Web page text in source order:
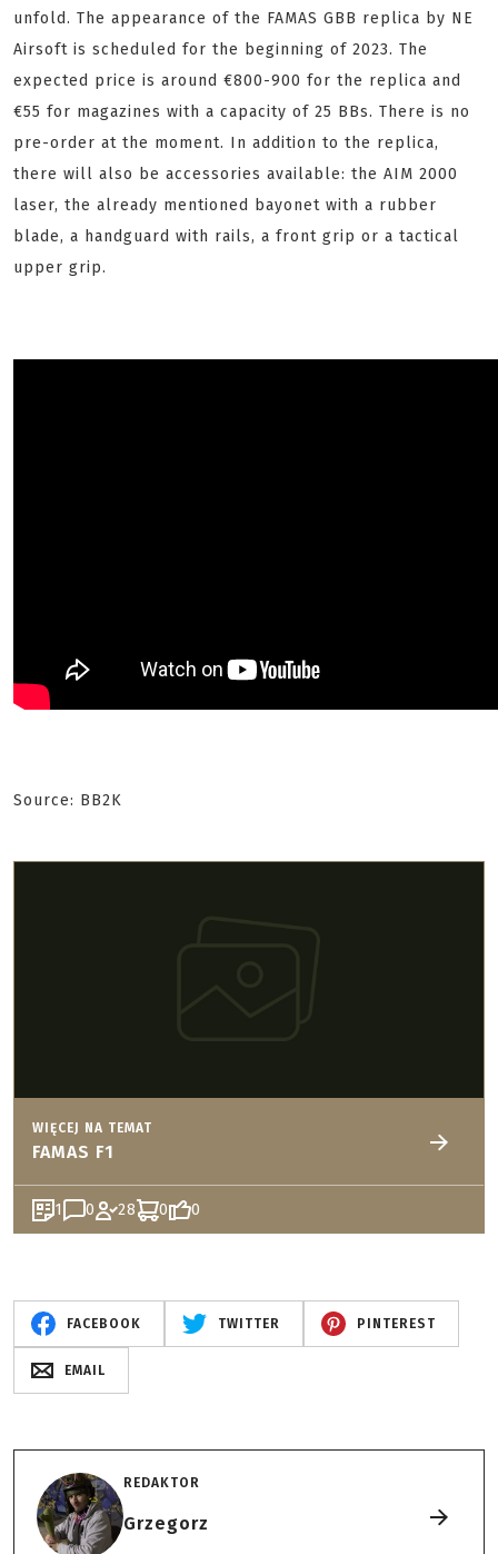
unfold. The appearance of the FAMAS GBB replica by NE
Airsoft is scheduled for the beginning of 2023. The
expected price is around €800-900 for the replica and
€55 for magazines with a capacity of 25 BBs. There is no
pre-order at the moment. In addition to the replica,
there will also be accessories available: the AIM 2000
laser, the already mentioned bayonet with a rubber
blade, a handguard with rails, a front grip or a tactical
upper grip.
Source: BB2K
WIĘCEJ NA TEMAT
FAMAS F1
1 0 28 0 0
FACEBOOK TWITTER PINTEREST
EMAIL
REDAKTOR
Grzegorz